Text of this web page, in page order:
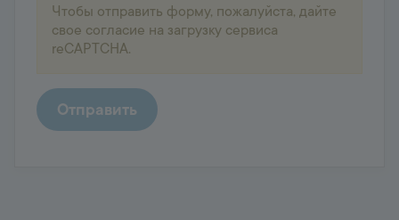
Принять
Чтобы отправить форму, пожалуйста, дайте
свое согласие на загрузку сервиса
reCAPTCHA.
Отправить